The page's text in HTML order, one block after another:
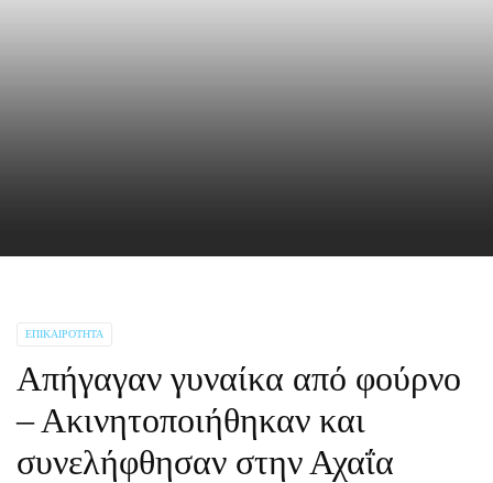
ΕΠΙΚΑΙΡΌΤΗΤΑ
Απήγαγαν γυναίκα από φούρνο
– Ακινητοποιήθηκαν και
συνελήφθησαν στην Αχαΐα